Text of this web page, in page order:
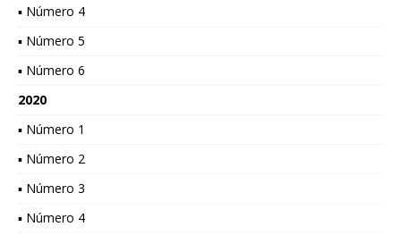
▪ Número 4
▪ Número 5
▪ Número 6
2020
▪ Número 1
▪ Número 2
▪ Número 3
▪ Número 4